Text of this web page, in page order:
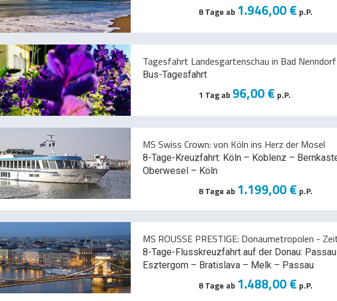
8 Tage ab 1.946,00 € p.P.
Tagesfahrt Landesgartenschau in Bad Nenndorf
Bus-Tagesfahrt
1 Tag ab 96,00 € p.P.
MS Swiss Crown: von Köln ins Herz der Mosel
8-Tage-Kreuzfahrt: Köln – Koblenz –
Oberwesel – Köln
8 Tage ab 1.199,00 € p.P.
MS ROUSSE PRESTIGE: Donaumetropolen -
8-Tage-Flusskreuzfahrt auf der Donau:
Esztergom – Bratislava – Melk – Passau
8 Tage ab 1.488,00 € p.P.